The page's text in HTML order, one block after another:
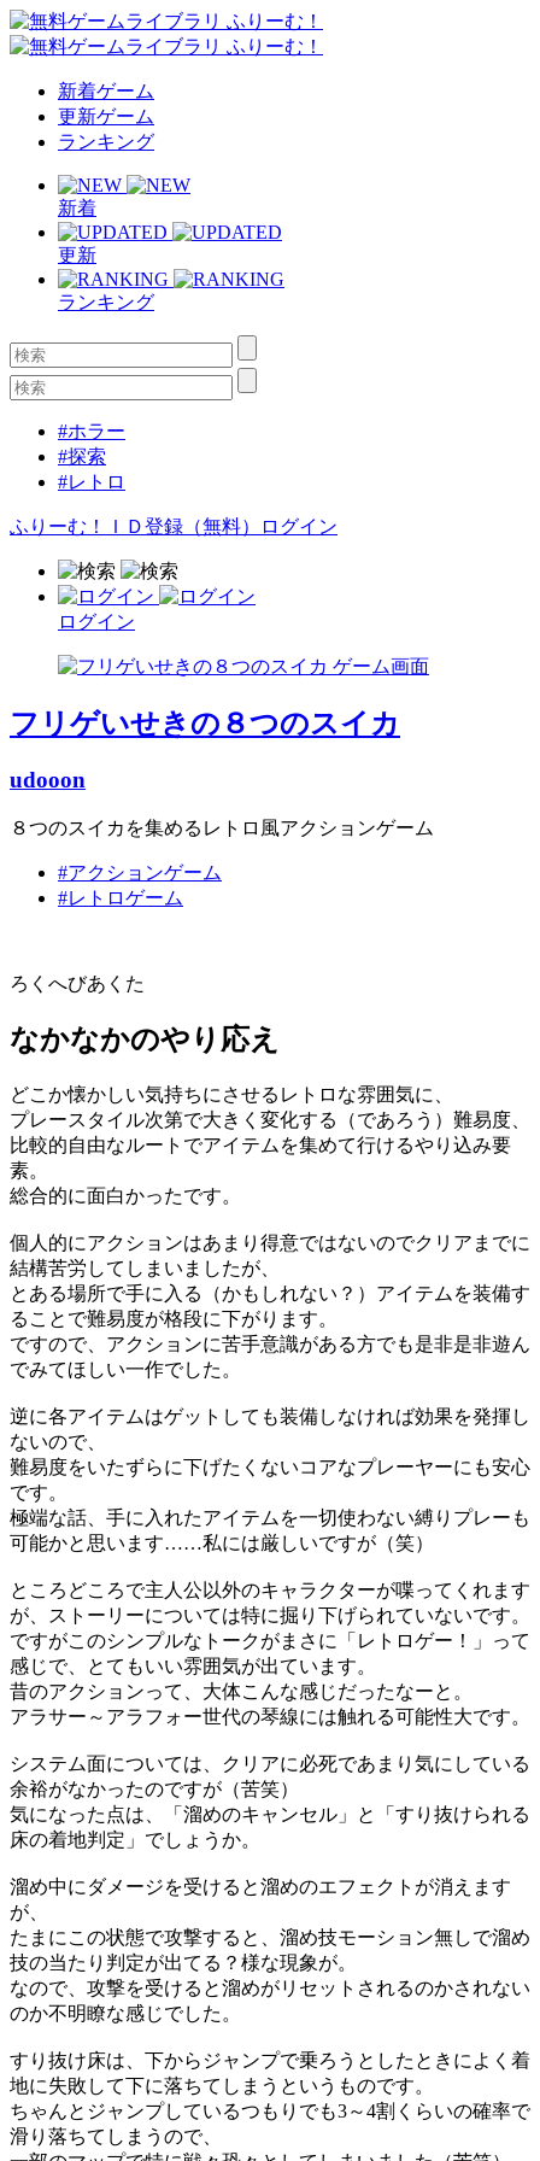
新着ゲーム
更新ゲーム
ランキング
新着
更新
ランキング
#ホラー
#探索
#レトロ
ふりーむ！ＩＤ登録（無料） ログイン
ログイン
フリゲいせきの８つのスイカ
udooon
８つのスイカを集めるレトロ風アクションゲーム
#アクションゲーム
#レトロゲーム
ろくへびあくた
なかなかのやり応え
どこか懐かしい気持ちにさせるレトロな雰囲気に、
プレースタイル次第で大きく変化する（であろう）難易度、
比較的自由なルートでアイテムを集めて行けるやり込み要
素。
総合的に面白かったです。
個人的にアクションはあまり得意ではないのでクリアまでに
結構苦労してしまいましたが、
とある場所で手に入る（かもしれない？）アイテムを装備す
ることで難易度が格段に下がります。
ですので、アクションに苦手意識がある方でも是非是非遊ん
でみてほしい一作でした。
逆に各アイテムはゲットしても装備しなければ効果を発揮し
ないので、
難易度をいたずらに下げたくないコアなプレーヤーにも安心
です。
極端な話、手に入れたアイテムを一切使わない縛りプレーも
可能かと思います……私には厳しいですが（笑）
ところどころで主人公以外のキャラクターが喋ってくれます
が、ストーリーについては特に掘り下げられていないです。
ですがこのシンプルなトークがまさに「レトロゲー！」って
感じで、とてもいい雰囲気が出ています。
昔のアクションって、大体こんな感じだったなーと。
アラサー～アラフォー世代の琴線には触れる可能性大です。
システム面については、クリアに必死であまり気にしている
余裕がなかったのですが（苦笑）
気になった点は、「溜めのキャンセル」と「すり抜けられる
床の着地判定」でしょうか。
溜め中にダメージを受けると溜めのエフェクトが消えます
が、
たまにこの状態で攻撃すると、溜め技モーション無しで溜め
技の当たり判定が出てる？様な現象が。
なので、攻撃を受けると溜めがリセットされるのかされない
のか不明瞭な感じでした。
すり抜け床は、下からジャンプで乗ろうとしたときによく着
地に失敗して下に落ちてしまうというものです。
ちゃんとジャンプしているつもりでも3～4割くらいの確率で
滑り落ちてしまうので、